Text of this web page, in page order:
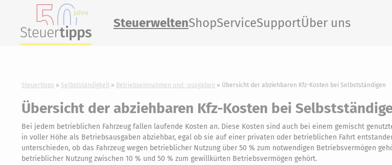
SteuerweltenShopServiceSupportÜber uns
Steuertipps Selbstständigkeit Betriebseinnahmen und -ausgaben Übersicht der abziehbaren Kfz-Kosten bei Selbstständigen
Übersicht der abziehbaren Kfz-Kosten bei
Bei jedem betrieblichen Fahrzeug fallen laufende Kosten an. Diese Kosten sind auch bei einem gemischt
in voller Höhe als Betriebsausgaben abziehbar, egal ob sie auf einer privaten oder betrieblichen Fahrt
unterschieden, ob das Fahrzeug wegen betrieblicher Nutzung über 50 % zum notwendigen Betriebsvermögen
betrieblicher Nutzung zwischen 10 % und 50 % zum gewillkürten Betriebsvermögen gehört.